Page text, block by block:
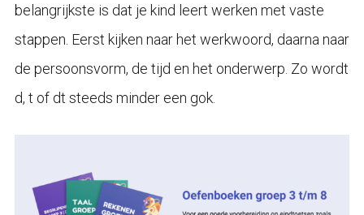
belangrijkste is dat je kind leert werken met vaste
stappen. Eerst kijken naar het werkwoord, daarna naar
de persoonsvorm, de tijd en het onderwerp. Zo wordt
d, t of dt steeds minder een gok.